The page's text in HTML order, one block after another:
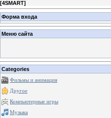
[4SMART]
Форма входа
Меню сайта
Categories
Фильмы и анимация
Другое
Компьютерные игры
Музыка